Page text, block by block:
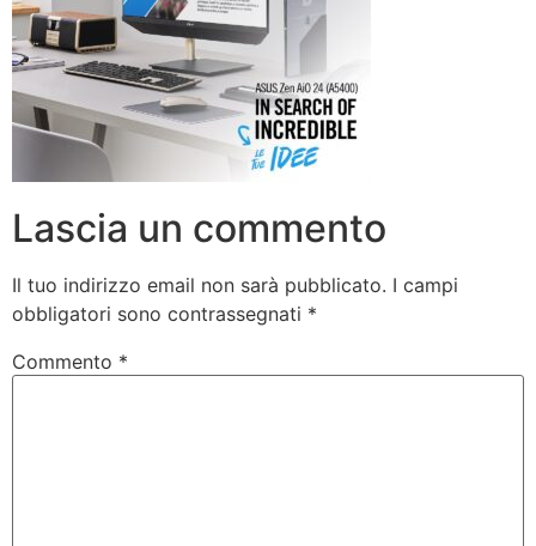
Lascia un commento
Il tuo indirizzo email non sarà pubblicato. I campi
obbligatori sono contrassegnati *
Commento *